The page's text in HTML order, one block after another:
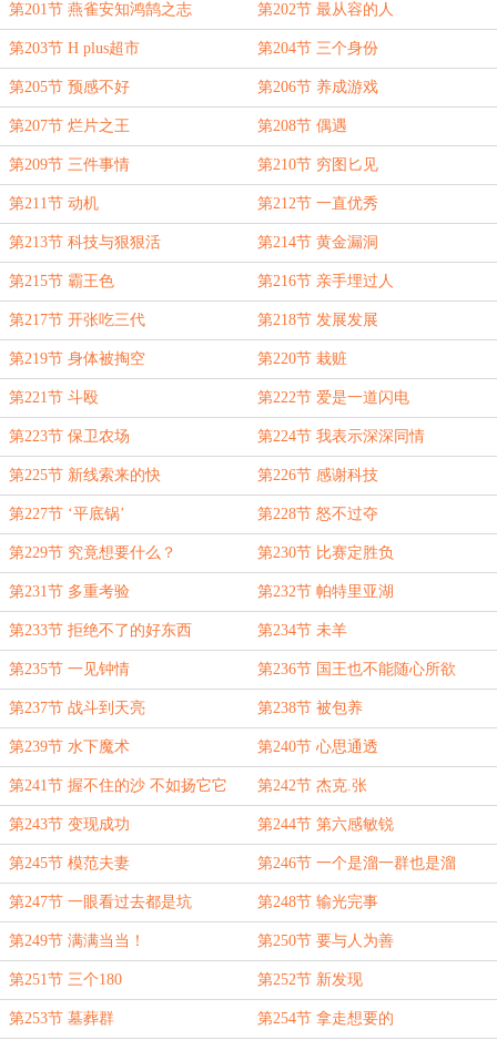
第201节 燕雀安知鸿鹄之志 第202节 最从容的人
第203节 H plus超市 第204节 三个身份
第205节 预感不好 第206节 养成游戏
第207节 烂片之王 第208节 偶遇
第209节 三件事情 第210节 穷图匕见
第211节 动机 第212节 一直优秀
第213节 科技与狠狠活 第214节 黄金漏洞
第215节 霸王色 第216节 亲手埋过人
第217节 开张吃三代 第218节 发展发展
第219节 身体被掏空 第220节 栽赃
第221节 斗殴 第222节 爱是一道闪电
第223节 保卫农场 第224节 我表示深深同情
第225节 新线索来的快 第226节 感谢科技
第227节 ‘平底锅’ 第228节 怒不过夺
第229节 究竟想要什么？ 第230节 比赛定胜负
第231节 多重考验 第232节 帕特里亚湖
第233节 拒绝不了的好东西 第234节 未羊
第235节 一见钟情 第236节 国王也不能随心所欲
第237节 战斗到天亮 第238节 被包养
第239节 水下魔术 第240节 心思通透
第241节 握不住的沙 不如扬它它 第242节 杰克.张
第243节 变现成功 第244节 第六感敏锐
第245节 模范夫妻 第246节 一个是溜一群也是溜
第247节 一眼看过去都是坑 第248节 输光完事
第249节 满满当当！ 第250节 要与人为善
第251节 三个180 第252节 新发现
第253节 墓葬群 第254节 拿走想要的